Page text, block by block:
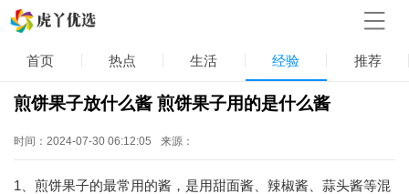
首页 热点 生活 经验 推荐
煎饼果子放什么酱 煎饼果子用的是什么酱
时间：2024-07-30 06:12:05 来源：
1、煎饼果子的最常用的酱，是用甜面酱、辣椒酱、蒜头酱等混